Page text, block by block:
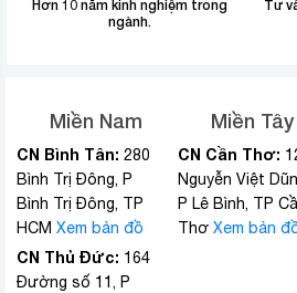
Hơn 10 năm kinh nghiệm trong
ngành.
Tư
Miền Nam
CN Bình Tân: 280
Bình Trị Đông, P
Bình Trị Đông, TP
HCM Xem bản đồ
CN Thủ Đức: 164
Đường số 11, P
Miền Tây
CN Cần Thơ:
Nguyễn Việt
P Lê Bình, TP
Thơ Xem bản